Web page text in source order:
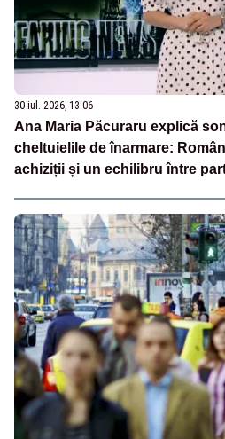
30 iul. 2026, 13:06
Ana Maria Păcuraru explică
cheltuielile de înarmare:
achiziții și un echilibru între